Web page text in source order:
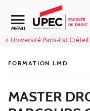
Aller au contenu
Navigation secondaire
MENU
Université Paris-Est Créteil
FORMATION LMD
MASTER